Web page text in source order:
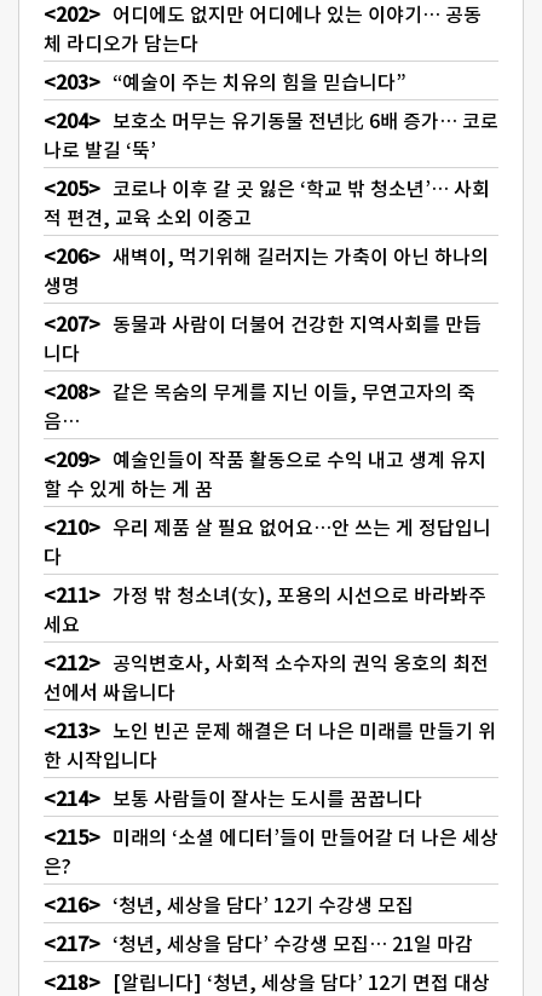
어디에도 없지만 어디에나 있는 이야기… 공동
체 라디오가 담는다
“예술이 주는 치유의 힘을 믿습니다”
보호소 머무는 유기동물 전년比 6배 증가… 코로
나로 발길 ‘뚝’
코로나 이후 갈 곳 잃은 ‘학교 밖 청소년’… 사회
적 편견, 교육 소외 이중고
새벽이, 먹기위해 길러지는 가축이 아닌 하나의
생명
동물과 사람이 더불어 건강한 지역사회를 만듭
니다
같은 목숨의 무게를 지닌 이들, 무연고자의 죽
음…
예술인들이 작품 활동으로 수익 내고 생계 유지
할 수 있게 하는 게 꿈
우리 제품 살 필요 없어요…안 쓰는 게 정답입니
다
가정 밖 청소녀(女), 포용의 시선으로 바라봐주
세요
공익변호사, 사회적 소수자의 권익 옹호의 최전
선에서 싸웁니다
노인 빈곤 문제 해결은 더 나은 미래를 만들기 위
한 시작입니다
보통 사람들이 잘사는 도시를 꿈꿉니다
미래의 ‘소셜 에디터’들이 만들어갈 더 나은 세상
은?
‘청년, 세상을 담다’ 12기 수강생 모집
‘청년, 세상을 담다’ 수강생 모집… 21일 마감
[알립니다] ‘청년, 세상을 담다’ 12기 면접 대상